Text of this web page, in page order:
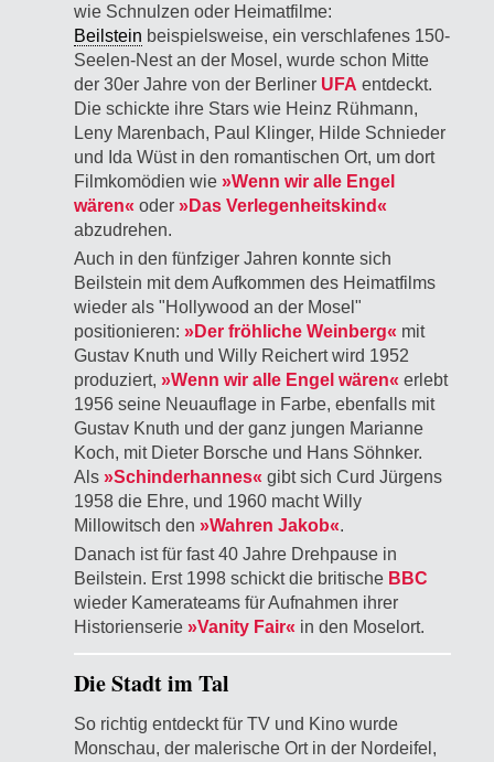
wie Schnulzen oder Heimatfilme:
Beilstein beispielsweise, ein verschlafenes 150-
Seelen-Nest an der Mosel, wurde schon Mitte
der 30er Jahre von der Berliner UFA entdeckt.
Die schickte ihre Stars wie Heinz Rühmann,
Leny Marenbach, Paul Klinger, Hilde Schnieder
und Ida Wüst in den romantischen Ort, um dort
Filmkomödien wie »Wenn wir alle Engel
wären« oder »Das Verlegenheitskind«
abzudrehen.
Auch in den fünfziger Jahren konnte sich
Beilstein mit dem Aufkommen des Heimatfilms
wieder als "Hollywood an der Mosel"
positionieren: »Der fröhliche Weinberg« mit
Gustav Knuth und Willy Reichert wird 1952
produziert, »Wenn wir alle Engel wären« erlebt
1956 seine Neuauflage in Farbe, ebenfalls mit
Gustav Knuth und der ganz jungen Marianne
Koch, mit Dieter Borsche und Hans Söhnker.
Als »Schinderhannes« gibt sich Curd Jürgens
1958 die Ehre, und 1960 macht Willy
Millowitsch den »Wahren Jakob«.
Danach ist für fast 40 Jahre Drehpause in
Beilstein. Erst 1998 schickt die britische BBC
wieder Kamerateams für Aufnahmen ihrer
Historienserie »Vanity Fair« in den Moselort.
Die Stadt im Tal
So richtig entdeckt für TV und Kino wurde
Monschau, der malerische Ort in der Nordeifel,